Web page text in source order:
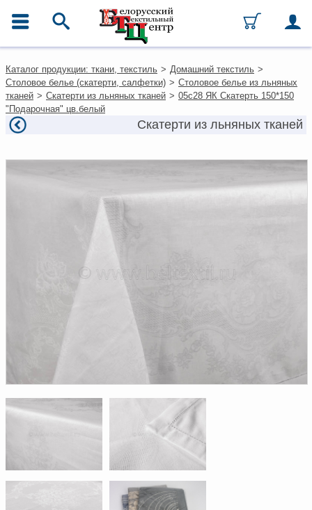
Каталог
Ткани
Домашний текстиль
Одежда
Ковры
гостиниц
Условия работы
Оплата и доставка
Написать нам
Вопросы и ответы
Новости | Статьи
Каталог продукции: ткани, текстиль > Домашний текстиль >
Столовое белье (скатерти, салфетки) > Столовое белье из льняных
тканей > Скатерти из льняных тканей > 05с28 ЯК Скатерть 150*150
"Подарочная" цв.белый
Скатерти из льняных тканей